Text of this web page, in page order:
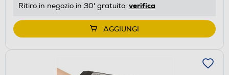
Ritiro in negozio in 30' gratuito: verifica
AGGIUNGI